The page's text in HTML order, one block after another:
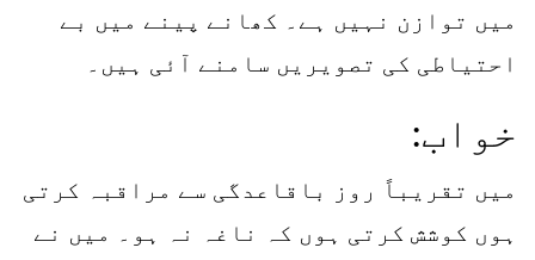
میں توازن نہیں ہے۔ کھانے پینے میں بے
احتیاطی کی تصویریں سامنے آئی ہیں۔
خواب:
میں تقریباً روز باقاعدگی سے مراقبہ کرتی
ہوں کوشش کرتی ہوں کہ ناغہ نہ ہو۔ میں نے